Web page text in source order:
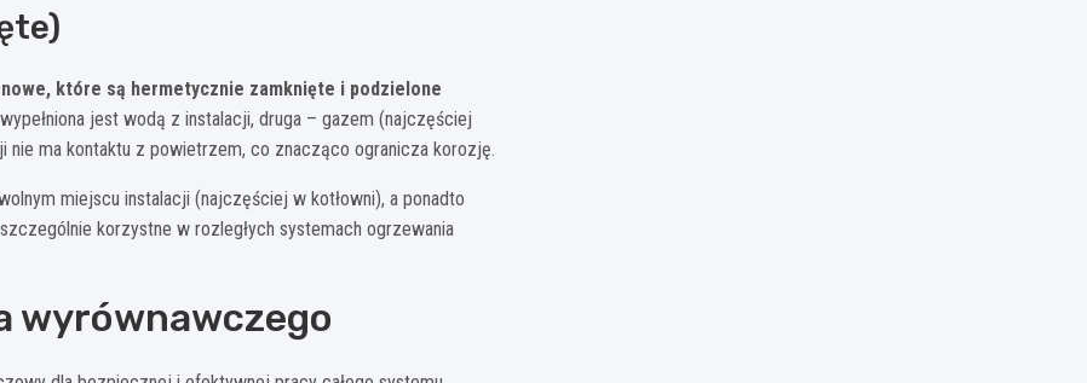
które są hermetycznie zamknięte i podzielone
jest wodą z instalacji, druga – gazem (najczęściej
ma kontaktu z powietrzem, co znacząco ogranicza korozję.
miejscu instalacji (najczęściej w kotłowni), a ponadto
korzystne w rozległych systemach ogrzewania
wyrównawczego